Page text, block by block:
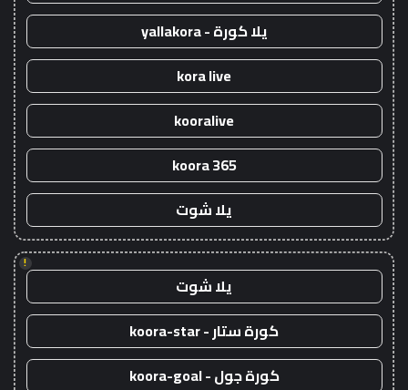
يلا كورة - yallakora
kora live
kooralive
koora 365
يلا شوت
!
يلا شوت
كورة ستار - koora-star
كورة جول - koora-goal